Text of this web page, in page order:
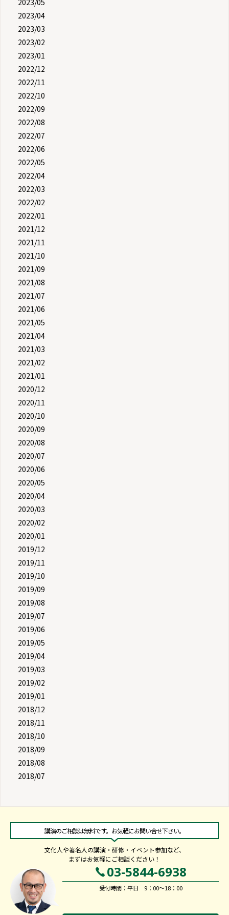
2023/05
2023/04
2023/03
2023/02
2023/01
2022/12
2022/11
2022/10
2022/09
2022/08
2022/07
2022/06
2022/05
2022/04
2022/03
2022/02
2022/01
2021/12
2021/11
2021/10
2021/09
2021/08
2021/07
2021/06
2021/05
2021/04
2021/03
2021/02
2021/01
2020/12
2020/11
2020/10
2020/09
2020/08
2020/07
2020/06
2020/05
2020/04
2020/03
2020/02
2020/01
2019/12
2019/11
2019/10
2019/09
2019/08
2019/07
2019/06
2019/05
2019/04
2019/03
2019/02
2019/01
2018/12
2018/11
2018/10
2018/09
2018/08
2018/07
講演のご相談は無料です。お気軽にお問い合せ下さい。
文化人や著名人の講演・研修・イベント参加など、
まずはお気軽にご相談ください！
03-5844-6938
受付時間：平日 9：00～18：00